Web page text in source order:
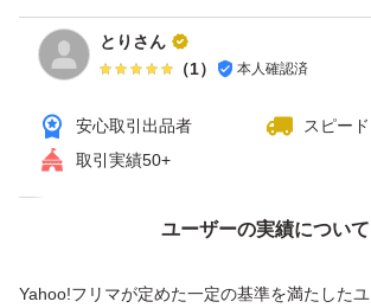
とりさん
（1） 本人確認済
安心取引出品者
スピー
取引実績50+
ユーザーの実績について
Yahoo!フリマが定めた一定の基準を満たした
価格の相談 商